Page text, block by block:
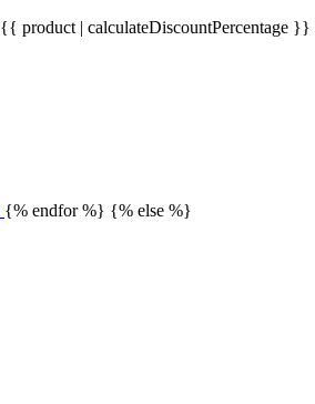
{{ product | calculateDiscountPercentage }}
{% endfor %} {% else %}